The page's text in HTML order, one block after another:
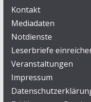
Kontakt
Mediadaten
Notdienste
Leserbriefe
Veranstaltungen
Impressum